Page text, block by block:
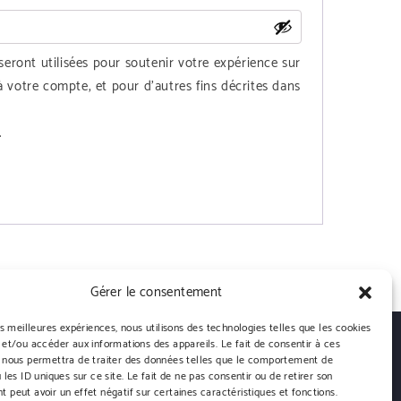
Gérer le consentement
meilleures expériences, nous utilisons des technologies telles que les cookies
ou accéder aux informations des appareils. Le fait de consentir à ces
permettra de traiter des données telles que le comportement de
les ID uniques sur ce site. Le fait de ne pas consentir ou de retirer son
peut avoir un effet négatif sur certaines caractéristiques et fonctions.
utilisées pour soutenir votre expérience sur
votre compte, et pour d'autres fins décrites dans
.